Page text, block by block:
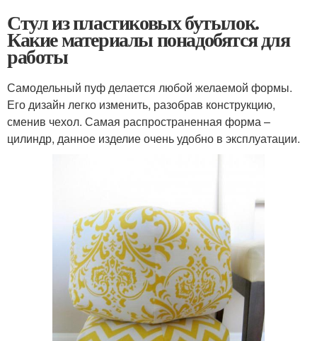
Стул из пластиковых бутылок.
Какие материалы понадобятся для
работы
Самодельный пуф делается любой желаемой формы.
Его дизайн легко изменить, разобрав конструкцию,
сменив чехол. Самая распространенная форма –
цилиндр, данное изделие очень удобно в эксплуатации.